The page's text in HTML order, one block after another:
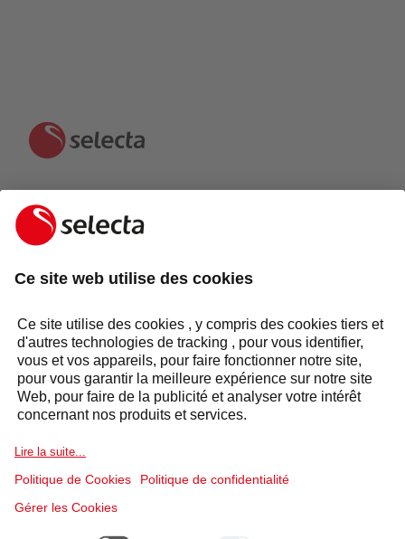
CONTACTEZ-NOUS ET RECEVEZ UNE OFFRE
GRATUITE:
CONTACTEZ-NOUS
Groupe Selecta
Produits et solutions
Services
Secteurs